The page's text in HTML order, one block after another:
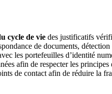
cycle de vie des justificatifs
de documents,
les portefeuilles d’identité
afin de respecter les
de contact afin de réduire la